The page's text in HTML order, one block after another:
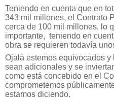
Teniendo en cuenta que en
343 mil millones, el Contrato
cerca de 100 mil millones, lo
importante, teniendo en
obra se requieren todavía
Ojalá estemos equivocados
sean adicionales y se
como está concebido en el
comprometemos
estamos diciendo.